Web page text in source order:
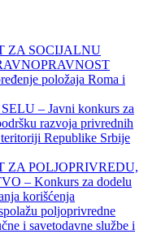
ZA SOCIJALNU
položaja Roma i
– Javni konkurs za
razvoja privrednih
Republike Srbije
ZA POLJOPRIVREDU,
– Konkurs za dodelu
korišćenja
poljoprivredne
i savetodavne službe i